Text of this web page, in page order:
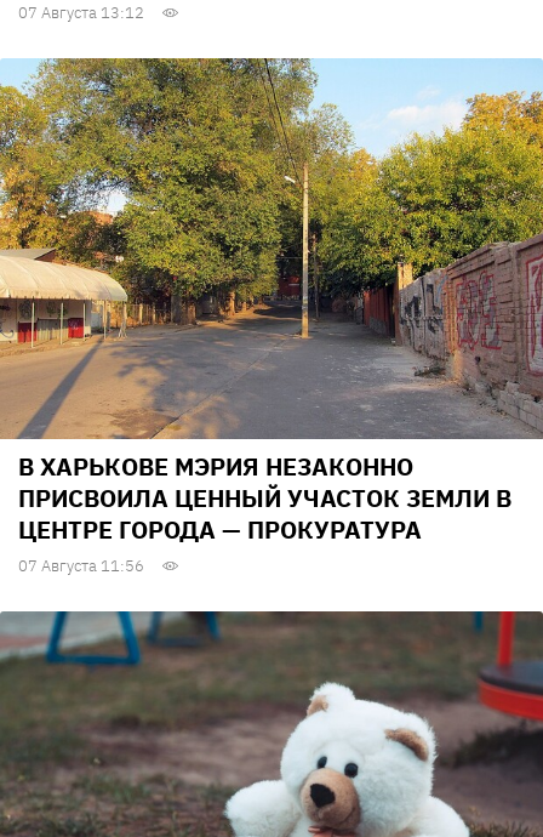
07 Августа 13:12
В ХАРЬКОВЕ МЭРИЯ НЕЗАКОННО
ПРИСВОИЛА ЦЕННЫЙ УЧАСТОК ЗЕМЛИ В
ЦЕНТРЕ ГОРОДА — ПРОКУРАТУРА
07 Августа 11:56